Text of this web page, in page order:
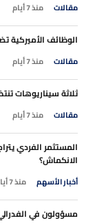
مقالات منذ 7 أيام
الوظائف الأميركية
مقالات منذ 7 أيام
ثلاثة سيناريوهات
مقالات منذ 7 أيام
المستثمر الفردي
الانكماش؟
أخبار الأسهم منذ 7 أيام
مسؤولون في